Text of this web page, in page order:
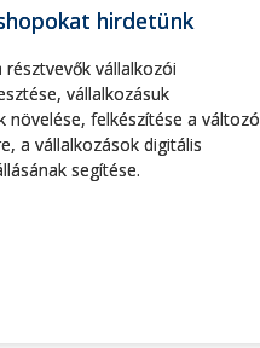
hirdetünk
vállalkozói
vállalkozásuk
növelése, felkészítése a változó
a vállalkozások digitális
segítése.